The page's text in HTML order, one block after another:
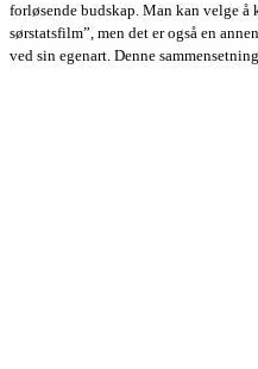
forløsende budskap. Man kan velge å
sørstatsfilm”, men det er også en
ved sin egenart. Denne